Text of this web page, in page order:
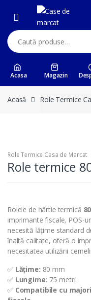
navigation
content
Caută:
Acasa Magazin
Acasă Role Termice
Role Termice Casa de Marcat
Role termice
Rolele de hârtie termică
imprimante fiscale, POS-
necesită lățime standard
înaltă calitate, oferă o
necesitatea utilizării
✅ Lățime: 80 mm
✅ Lungime: 75 metri
✅ Compatibile cu